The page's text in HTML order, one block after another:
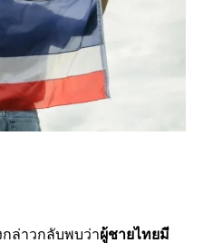
กล่าวกลับพบว่าผู้ชายไทยมี